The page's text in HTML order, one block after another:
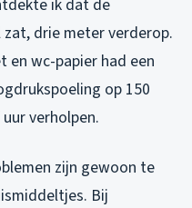
ik dat de
drie meter verderop.
en wc-papier had een
op 150
verholpen.
zijn gewoon te
Bij